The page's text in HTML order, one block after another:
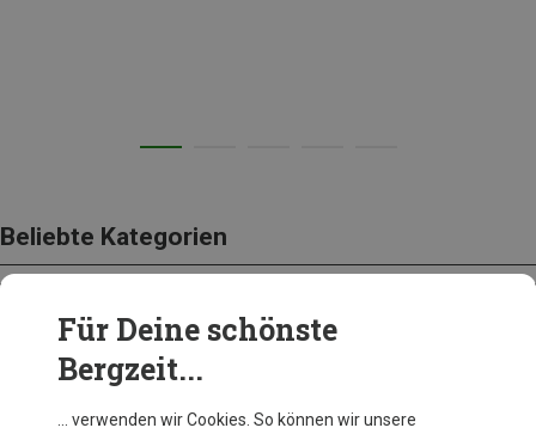
Beliebte Kategorien
BEKLEIDUNG
Für Deine schönste
Bergzeit...
… verwenden wir Cookies. So können wir unsere